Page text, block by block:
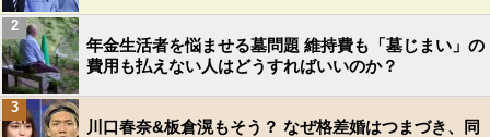
年金生活者を悩ませる墓問題 維持費も「墓じまい」の
費用も払えない人はどうすればいいのか？
2
川口春奈&板倉滉もそう？ なぜ格差婚はつまづき、同
3